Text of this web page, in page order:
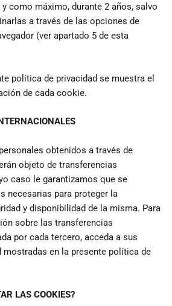
como máximo, durante 2 años, salvo
a través de las opciones de
(ver apartado 5 de esta
política de privacidad se muestra el
de cada cookie.
obtenidos a través de
objeto de transferencias
caso le garantizamos que se
necesarias para proteger la
y disponibilidad de la misma. Para
sobre las transferencias
por cada tercero, acceda a sus
en la presente política de
LAS COOKIES?